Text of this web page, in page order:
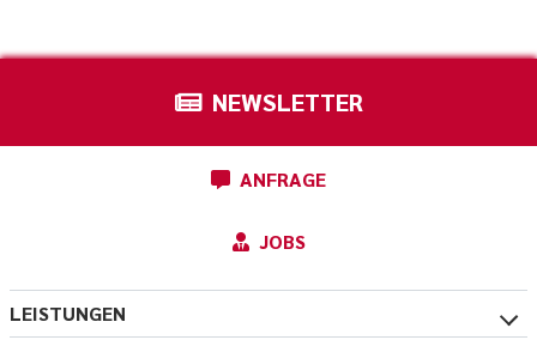
NEWSLETTER
ANFRAGE
JOBS
LEISTUNGEN